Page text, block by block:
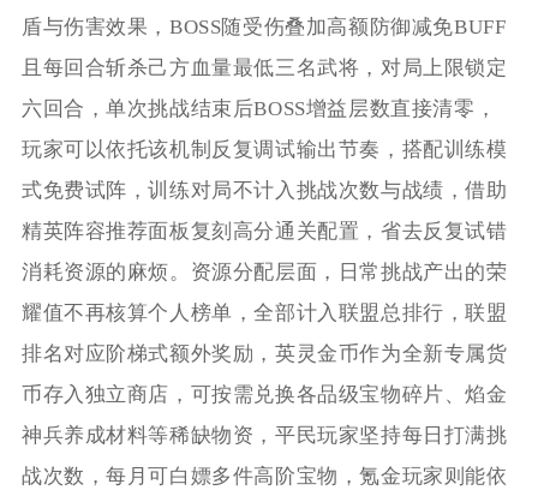
盾与伤害效果，BOSS随受伤叠加高额防御减免BUFF
且每回合斩杀己方血量最低三名武将，对局上限锁定
六回合，单次挑战结束后BOSS增益层数直接清零，
玩家可以依托该机制反复调试输出节奏，搭配训练模
式免费试阵，训练对局不计入挑战次数与战绩，借助
精英阵容推荐面板复刻高分通关配置，省去反复试错
消耗资源的麻烦。资源分配层面，日常挑战产出的荣
耀值不再核算个人榜单，全部计入联盟总排行，联盟
排名对应阶梯式额外奖励，英灵金币作为全新专属货
币存入独立商店，可按需兑换各品级宝物碎片、焰金
神兵养成材料等稀缺物资，平民玩家坚持每日打满挑
战次数，每月可白嫖多件高阶宝物，氪金玩家则能依